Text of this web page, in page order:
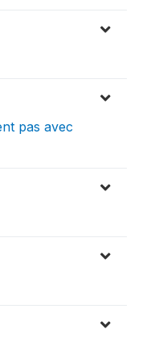
pas avec